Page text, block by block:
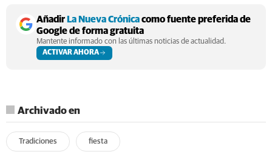
AñadirLa Nueva Crónicacomo fuente preferida de
Google de forma gratuita
Mantente informado con las últimas noticias de actualidad.
ACTIVAR AHORA
Archivado en
Tradiciones fiesta